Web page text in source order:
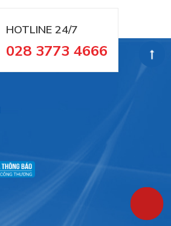
HOTLINE 24/7
028 3773 4666